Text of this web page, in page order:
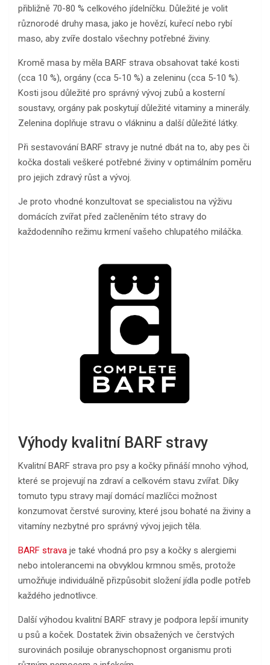
přibližně 70-80 % celkového jídelníčku. Důležité je volit
různorodé druhy masa, jako je hovězí, kuřecí nebo rybí
maso, aby zvíře dostalo všechny potřebné živiny.
Kromě masa by měla BARF strava obsahovat také kosti
(cca 10 %), orgány (cca 5-10 %) a zeleninu (cca 5-10 %).
Kosti jsou důležité pro správný vývoj zubů a kosterní
soustavy, orgány pak poskytují důležité vitaminy a minerály.
Zelenina doplňuje stravu o vlákninu a další důležité látky.
Při sestavování BARF stravy je nutné dbát na to, aby pes či
kočka dostali veškeré potřebné živiny v optimálním poměru
pro jejich zdravý růst a vývoj.
Je proto vhodné konzultovat se specialistou na výživu
domácích zvířat před začleněním této stravy do
každodenního režimu krmení vašeho chlupatého miláčka.
Výhody kvalitní BARF stravy
Kvalitní BARF strava pro psy a kočky přináší mnoho výhod,
které se projevují na zdraví a celkovém stavu zvířat. Díky
tomuto typu stravy mají domácí mazlíčci možnost
konzumovat čerstvé suroviny, které jsou bohaté na živiny a
vitamíny nezbytné pro správný vývoj jejich těla.
BARF strava je také vhodná pro psy a kočky s alergiemi
nebo intolerancemi na obvyklou krmnou směs, protože
umožňuje individuálně přizpůsobit složení jídla podle potřeb
každého jednotlivce.
Další výhodou kvalitní BARF stravy je podpora lepší imunity
u psů a koček. Dostatek živin obsažených ve čerstvých
surovinách posiluje obranyschopnost organismu proti